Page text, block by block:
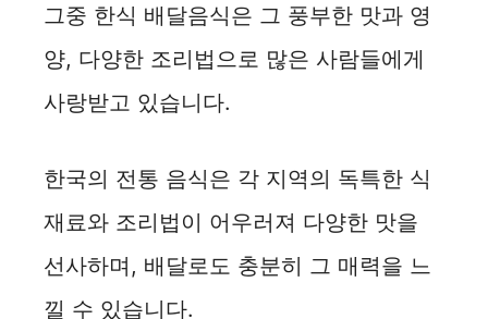
그중 한식 배달음식은 그 풍부한 맛과 영
양, 다양한 조리법으로 많은 사람들에게
사랑받고 있습니다.
한국의 전통 음식은 각 지역의 독특한 식
재료와 조리법이 어우러져 다양한 맛을
선사하며, 배달로도 충분히 그 매력을 느
낄 수 있습니다.